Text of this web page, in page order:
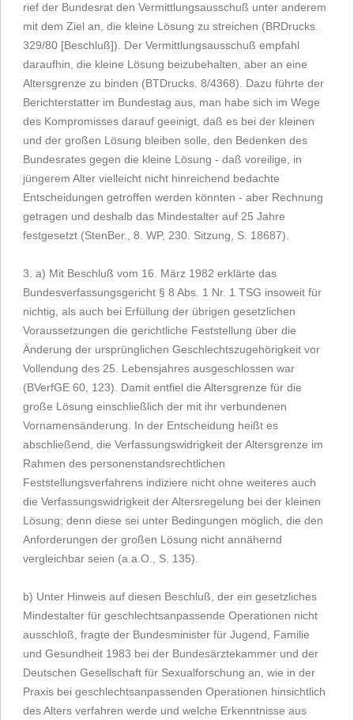
rief der Bundesrat den Vermittlungsausschuß unter anderem
mit dem Ziel an, die kleine Lösung zu streichen (BRDrucks.
329/80 [Beschluß]). Der Vermittlungsausschuß empfahl
daraufhin, die kleine Lösung beizubehalten, aber an eine
Altersgrenze zu binden (BTDrucks. 8/4368). Dazu führte der
Berichterstatter im Bundestag aus, man habe sich im Wege
des Kompromisses darauf geeinigt, daß es bei der kleinen
und der großen Lösung bleiben solle, den Bedenken des
Bundesrates gegen die kleine Lösung - daß voreilige, in
jüngerem Alter vielleicht nicht hinreichend bedachte
Entscheidungen getroffen werden könnten - aber Rechnung
getragen und deshalb das Mindestalter auf 25 Jahre
festgesetzt (StenBer., 8. WP, 230. Sitzung, S. 18687).
3. a) Mit Beschluß vom 16. März 1982 erklärte das
Bundesverfassungsgericht § 8 Abs. 1 Nr. 1 TSG insoweit für
nichtig, als auch bei Erfüllung der übrigen gesetzlichen
Voraussetzungen die gerichtliche Feststellung über die
Änderung der ursprünglichen Geschlechtszugehörigkeit vor
Vollendung des 25. Lebensjahres ausgeschlossen war
(BVerfGE 60, 123). Damit entfiel die Altersgrenze für die
große Lösung einschließlich der mit ihr verbundenen
Vornamensänderung. In der Entscheidung heißt es
abschließend, die Verfassungswidrigkeit der Altersgrenze im
Rahmen des personenstandsrechtlichen
Feststellungsverfahrens indiziere nicht ohne weiteres auch
die Verfassungswidrigkeit der Altersregelung bei der kleinen
Lösung; denn diese sei unter Bedingungen möglich, die den
Anforderungen der großen Lösung nicht annähernd
vergleichbar seien (a.a.O., S. 135).
b) Unter Hinweis auf diesen Beschluß, der ein gesetzliches
Mindestalter für geschlechtsanpassende Operationen nicht
ausschloß, fragte der Bundesminister für Jugend, Familie
und Gesundheit 1983 bei der Bundesärztekammer und der
Deutschen Gesellschaft für Sexualforschung an, wie in der
Praxis bei geschlechtsanpassenden Operationen hinsichtlich
des Alters verfahren werde und welche Erkenntnisse aus